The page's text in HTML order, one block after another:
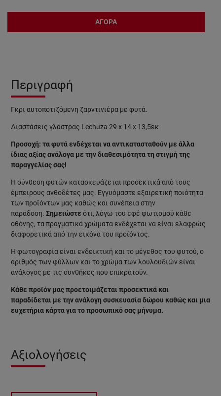
ΑΓΟΡΑ
Περιγραφή
Γκρι αυτοποτιζόμενη ζαρντινιέρα με φυτά.
Διαστάσεις γλάστρας Lechuza 29 x 14 x 13,5εκ
Προσοχή: τα φυτά ενδέχεται να αντικατασταθούν με άλλα
ίδιας αξίας ανάλογα με την διαθεσιμότητα τη στιγμή της
παραγγελίας σας!
Η σύνθεση φυτών κατασκευάζεται προσεκτικά από τους
έμπειρους ανθοδέτες μας. Εγγυόμαστε εξαιρετική ποιότητα
των προϊόντων μας καθώς και συνέπεια στην
παράδοση. Σημειώστε ότι, λόγω του εφέ φωτισμού κάθε
οθόνης, τα πραγματικά χρώματα ενδέχεται να είναι ελαφρώς
διαφορετικά από την εικόνα του προϊόντος.
Η φωτογραφία είναι ενδεικτική και το μέγεθος του φυτού, ο
αριθμός των φύλλων και το χρώμα των λουλουδιών είναι
ανάλογος με τις συνθήκες που επικρατούν.
Κάθε προϊόν μας προετοιμάζεται προσεκτικά και
παραδίδεται με την ανάλογη συσκευασία δώρου καθώς και μια
ευχετήρια κάρτα για το προσωπικό σας μήνυμα.
Αξιολογήσεις